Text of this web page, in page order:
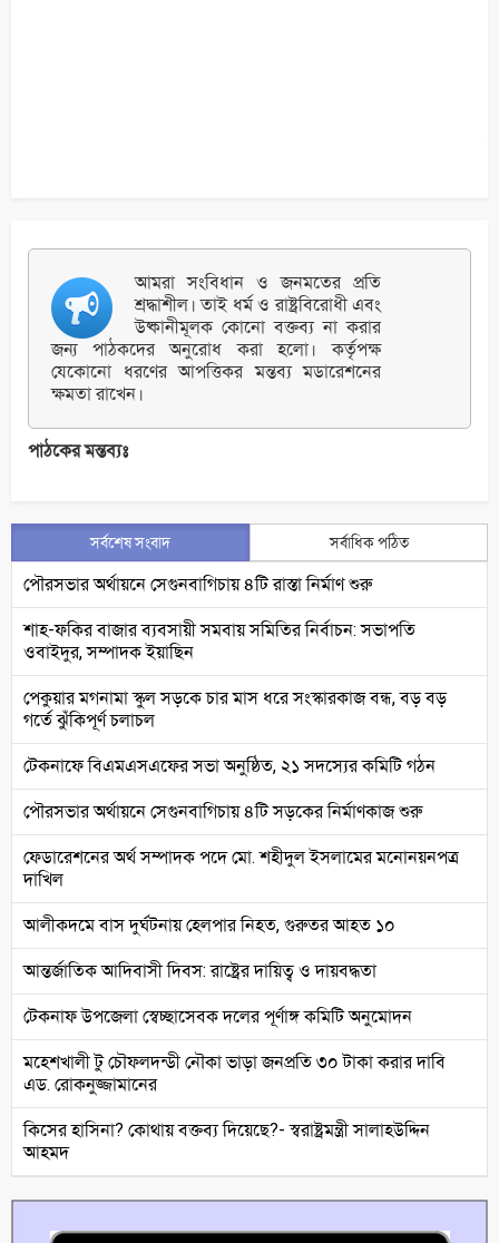
আমরা সংবিধান ও জনমতের প্রতি
শ্রদ্ধাশীল। তাই ধর্ম ও রাষ্ট্রবিরোধী এবং
উষ্কানীমূলক কোনো বক্তব্য না করার
জন্য পাঠকদের অনুরোধ করা হলো। কর্তৃপক্ষ
যেকোনো ধরণের আপত্তিকর মন্তব্য মডারেশনের
ক্ষমতা রাখেন।
পাঠকের মন্তব্যঃ
সর্বশেষ সংবাদ সর্বাধিক পঠিত
পৌরসভার অর্থায়নে সেগুনবাগিচায় ৪টি রাস্তা নির্মাণ শুরু
শাহ-ফকির বাজার ব্যবসায়ী সমবায় সমিতির নির্বাচন: সভাপতি
ওবাইদুর, সম্পাদক ইয়াছিন
পেকুয়ার মগনামা স্কুল সড়কে চার মাস ধরে সংস্কারকাজ বন্ধ, বড় বড়
গর্তে ঝুঁকিপূর্ণ চলাচল
টেকনাফে বিএমএসএফের সভা অনুষ্ঠিত, ২১ সদস্যের কমিটি গঠন
পৌরসভার অর্থায়নে সেগুনবাগিচায় ৪টি সড়কের নির্মাণকাজ শুরু
ফেডারেশনের অর্থ সম্পাদক পদে মো. শহীদুল ইসলামের মনোনয়নপত্র
দাখিল
আলীকদমে বাস দুর্ঘটনায় হেলপার নিহত, গুরুতর আহত ১০
আন্তর্জাতিক আদিবাসী দিবস: রাষ্ট্রের দায়িত্ব ও দায়বদ্ধতা
টেকনাফ উপজেলা স্বেচ্ছাসেবক দলের পূর্ণাঙ্গ কমিটি অনুমোদন
মহেশখালী টু চৌফলদন্ডী নৌকা ভাড়া জনপ্রতি ৩০ টাকা করার দাবি
এড. রোকনুজ্জামানের
কিসের হাসিনা? কোথায় বক্তব্য দিয়েছে?- স্বরাষ্ট্রমন্ত্রী সালাহউদ্দিন
আহমদ